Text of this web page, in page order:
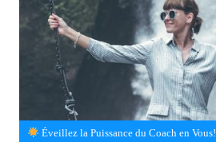
Éveillez la Puissance du Coach en Vous!